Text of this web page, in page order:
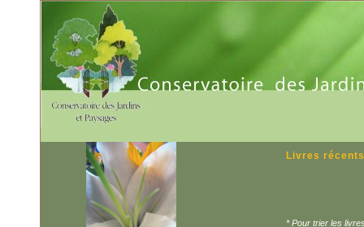
Livres récents
* Pour trier les